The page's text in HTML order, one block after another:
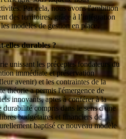
Par cela, nous avons l'ambition
des territoires, grâce à l’intégration
modèles de gestion en place.
elles durables ?
unissant les préceptes fondateurs du
immédiate et préservation
avenir) et les contraintes de la
théorie a permis l'émergence de
innovants, aptes à conférer à la
durabilité compris dans le sens d'une
budgétaires et financiers de
baptisé ce nouveau modèle